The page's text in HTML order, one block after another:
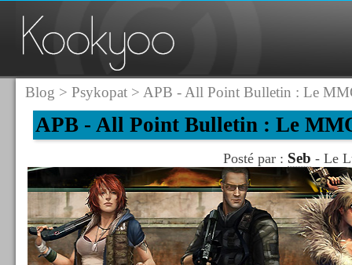
Blog > Psykopat> APB - All Point Bulletin : Le
APB - All Point Bulletin : Le
Posté par : Seb - Le